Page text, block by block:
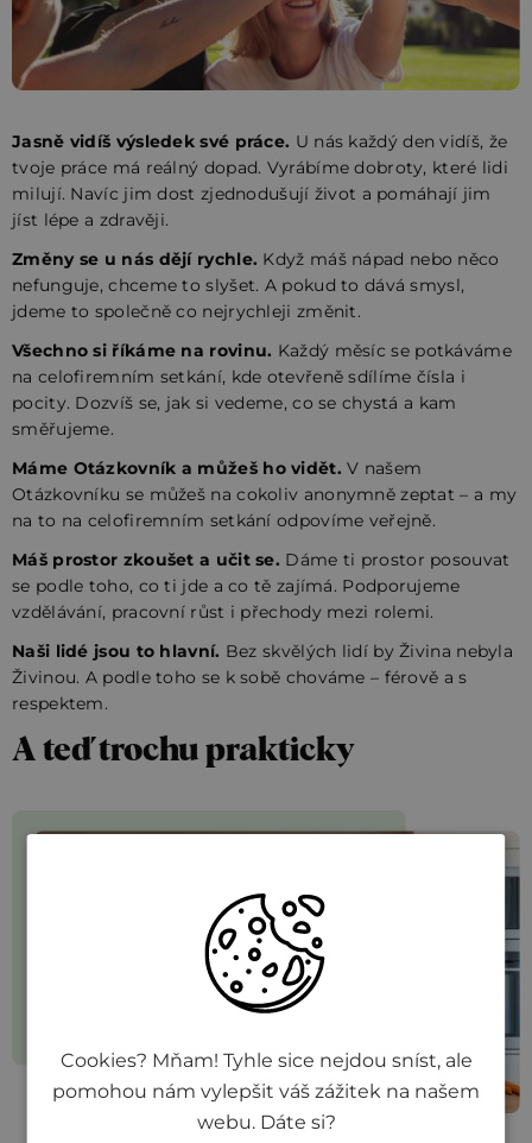
Jasně vidíš výsledek své práce. U nás každý den vidíš, že
tvoje práce má reálný dopad. Vyrábíme dobroty, které lidi
milují. Navíc jim dost zjednodušují život a pomáhají jim
jíst lépe a zdravěji.
Změny se u nás dějí rychle. Když máš nápad nebo něco
nefunguje, chceme to slyšet. A pokud to dává smysl,
jdeme to společně co nejrychleji změnit.
Všechno si říkáme na rovinu. Každý měsíc se potkáváme
na celofiremním setkání, kde otevřeně sdílíme čísla i
pocity. Dozvíš se, jak si vedeme, co se chystá a kam
směřujeme.
Máme Otázkovník a můžeš ho vidět. V našem
Otázkovníku se můžeš na cokoliv anonymně zeptat – a my
na to na celofiremním setkání odpovíme veřejně.
Máš prostor zkoušet a učit se. Dáme ti prostor posouvat
se podle toho, co ti jde a co tě zajímá. Podporujeme
vzdělávání, pracovní růst i přechody mezi rolemi.
Naši lidé jsou to hlavní. Bez skvělých lidí by Živina nebyla
Živinou. A podle toho se k sobě chováme – férově a s
respektem.
A teď trochu prakticky
Cookies? Mňam! Tyhle sice nejdou sníst, ale
pomohou nám vylepšit váš zážitek na našem
webu. Dáte si?